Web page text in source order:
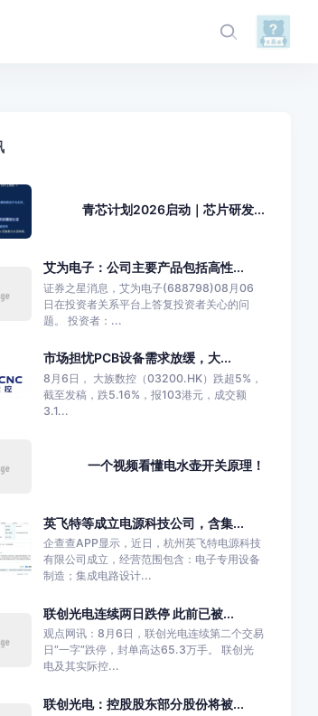
青芯计划2026启动｜芯片研发...
艾为电子：公司主要产品包括高性...
证券之星消息，艾为电子(688798)08月06
日在投资者关系平台上答复投资者关心的问
题。 投资者：...
市场担忧PCB设备需求放缓，大...
8月6日， 大族数控（03200.HK）跌超5%，
截至发稿，跌5.16%，报103港元，成交额
3.1...
一个视频看懂电水壶开关原理！
英飞特等成立电源科技公司，含集...
企查查APP显示，近日，杭州英飞特电源科技
有限公司成立，经营范围包含：电子专用设备
制造；集成电路设计...
联创光电连续两日跌停 此前已被...
观点网讯：8月6日，联创光电连续第二个交易
日“一字”跌停，封单高达65.3万手。 联创光
电及其实际控...
联创光电：控股股东部分股份将被...